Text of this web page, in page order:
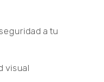
a tu
visual